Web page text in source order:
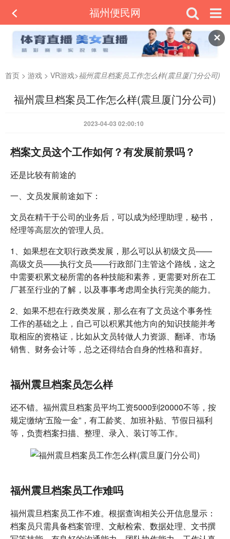
✕
福州便民网
首页 > 游戏 > VR游戏>福州震旦档案员工作怎么样(震旦厦门分公司)
福州震旦档案员工作怎么样(震旦厦门分公司)
2023-04-03 02:00:10
档案文员这个工作如何？有发展前景吗？
还是比较有前途的
一、文员发展前途如下：
文员在精干于公司的业务后，可以成为经理助理，秘书，
经理等高层次的管理人员。
1、如果想在文职行政类发展，那么可以从初级文员——
高级文员——执行文员——行政部门主管这个路线，这之
中需要积累文秘所需的各种技能和素养，更需要对所在工
厂甚至行业的了解，以及事事考虑周全执行完美的能力。
2、如果不想在行政类发展，那么在有了文员这个事务性
工作的基础之上，自己可以积累其他方向的知识技能并考
取相应的资格证，比如从文员转做人力资源、翻译、市场
销售、财务会计等，总之还得结合自身的性格和喜好。
福州震旦档案员怎么样
还不错。福州震旦档案员平均工资5000到20000不等，按
规定缴纳“五险一金”，有工龄奖、加班补贴、节假日福利
等，负责档案扫描、整理、录入、装订等工作。
福州震旦档案员工作难吗
福州震旦档案员工作不难。根据查询相关公开信息显示：
档案员只需具备档案管理、文献检索、数据处理、文书撰